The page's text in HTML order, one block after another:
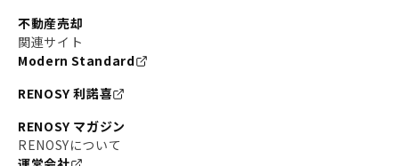
不動産売却
関連サイト
Modern Standard
RENOSY 利諾喜
RENOSY マガジン
RENOSYについて